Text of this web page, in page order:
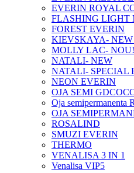
EVERIN ROYAL
FLASHING LIGHT
FOREST EVERIN
KIEVSKAYA-
MOLLY LAC- NOU!
NATALI- NEW
NATALI- SPECIAL
NEON EVERIN
OJA SEMI
Oja semipermanenta
OJA
ROSALIND
SMUZI EVERIN
THERMO
VENALISA 3 IN 1
Venalisa VIP5